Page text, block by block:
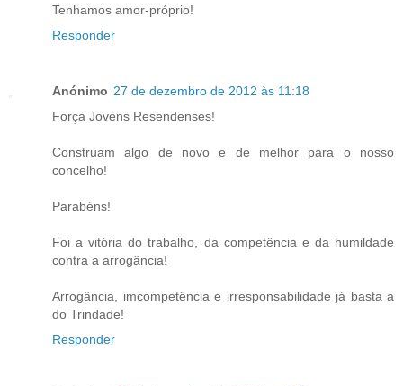
Tenhamos amor-próprio!
Responder
Anónimo 27 de dezembro de 2012 às 11:18
Força Jovens Resendenses!
Construam algo de novo e de melhor para o nosso
concelho!
Parabéns!
Foi a vitória do trabalho, da competência e da humildade
contra a arrogância!
Arrogância, imcompetência e irresponsabilidade já basta a
do Trindade!
Responder